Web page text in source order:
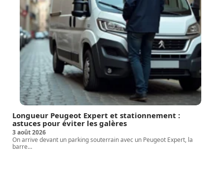
Longueur Peugeot Expert et stationnement :
astuces pour éviter les galères
3 août 2026
On arrive devant un parking souterrain avec un Peugeot Expert, la
barre…